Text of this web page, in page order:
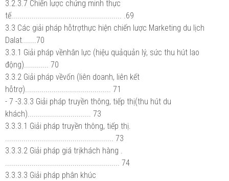
3.2.3.7 Chiến lược chứng minh thực
tế...................................................... .69
3.3 Các giải pháp hỗtrợthực hiện chiến lược Marketing du lịch
Dalat.......70
3.3.1 Giải pháp vềnhân lực (hiệu quảquản lý, sức thu hút lao
động)............ 70
3.3.2 Giải pháp vềvốn (liên doanh, liên kết
hỗtrợ).......................................... 71
- 7 -3.3.3 Giải pháp truyền thông, tiếp thị(thu hút du
khách)............................... 73
3.3.3.1 Giải pháp truyền thông, tiếp thị.
..................................................... 73
3.3.3.2 Giải pháp giá trịkhách hàng .
........................................................ 74
3.3.3.3 Giải pháp phân khúc